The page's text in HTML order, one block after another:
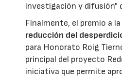
investigación y difusión"
Finalmente, el premio a la
reducción del
para Honorato Roig
principal del proyecto
iniciativa que permite